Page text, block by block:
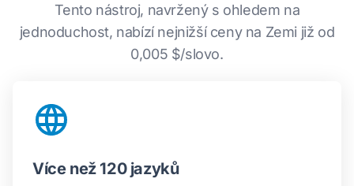
Tento nástroj, navržený s ohledem na
jednoduchost, nabízí nejnižší ceny na Zemi již od
0,005 $/slovo.
Více než 120 jazyků